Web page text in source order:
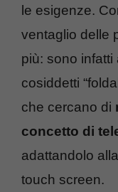
le esigenze.
ventaglio delle
più: sono infatti
cosiddetti
che cercano di
concetto di
adattandolo
touch screen.